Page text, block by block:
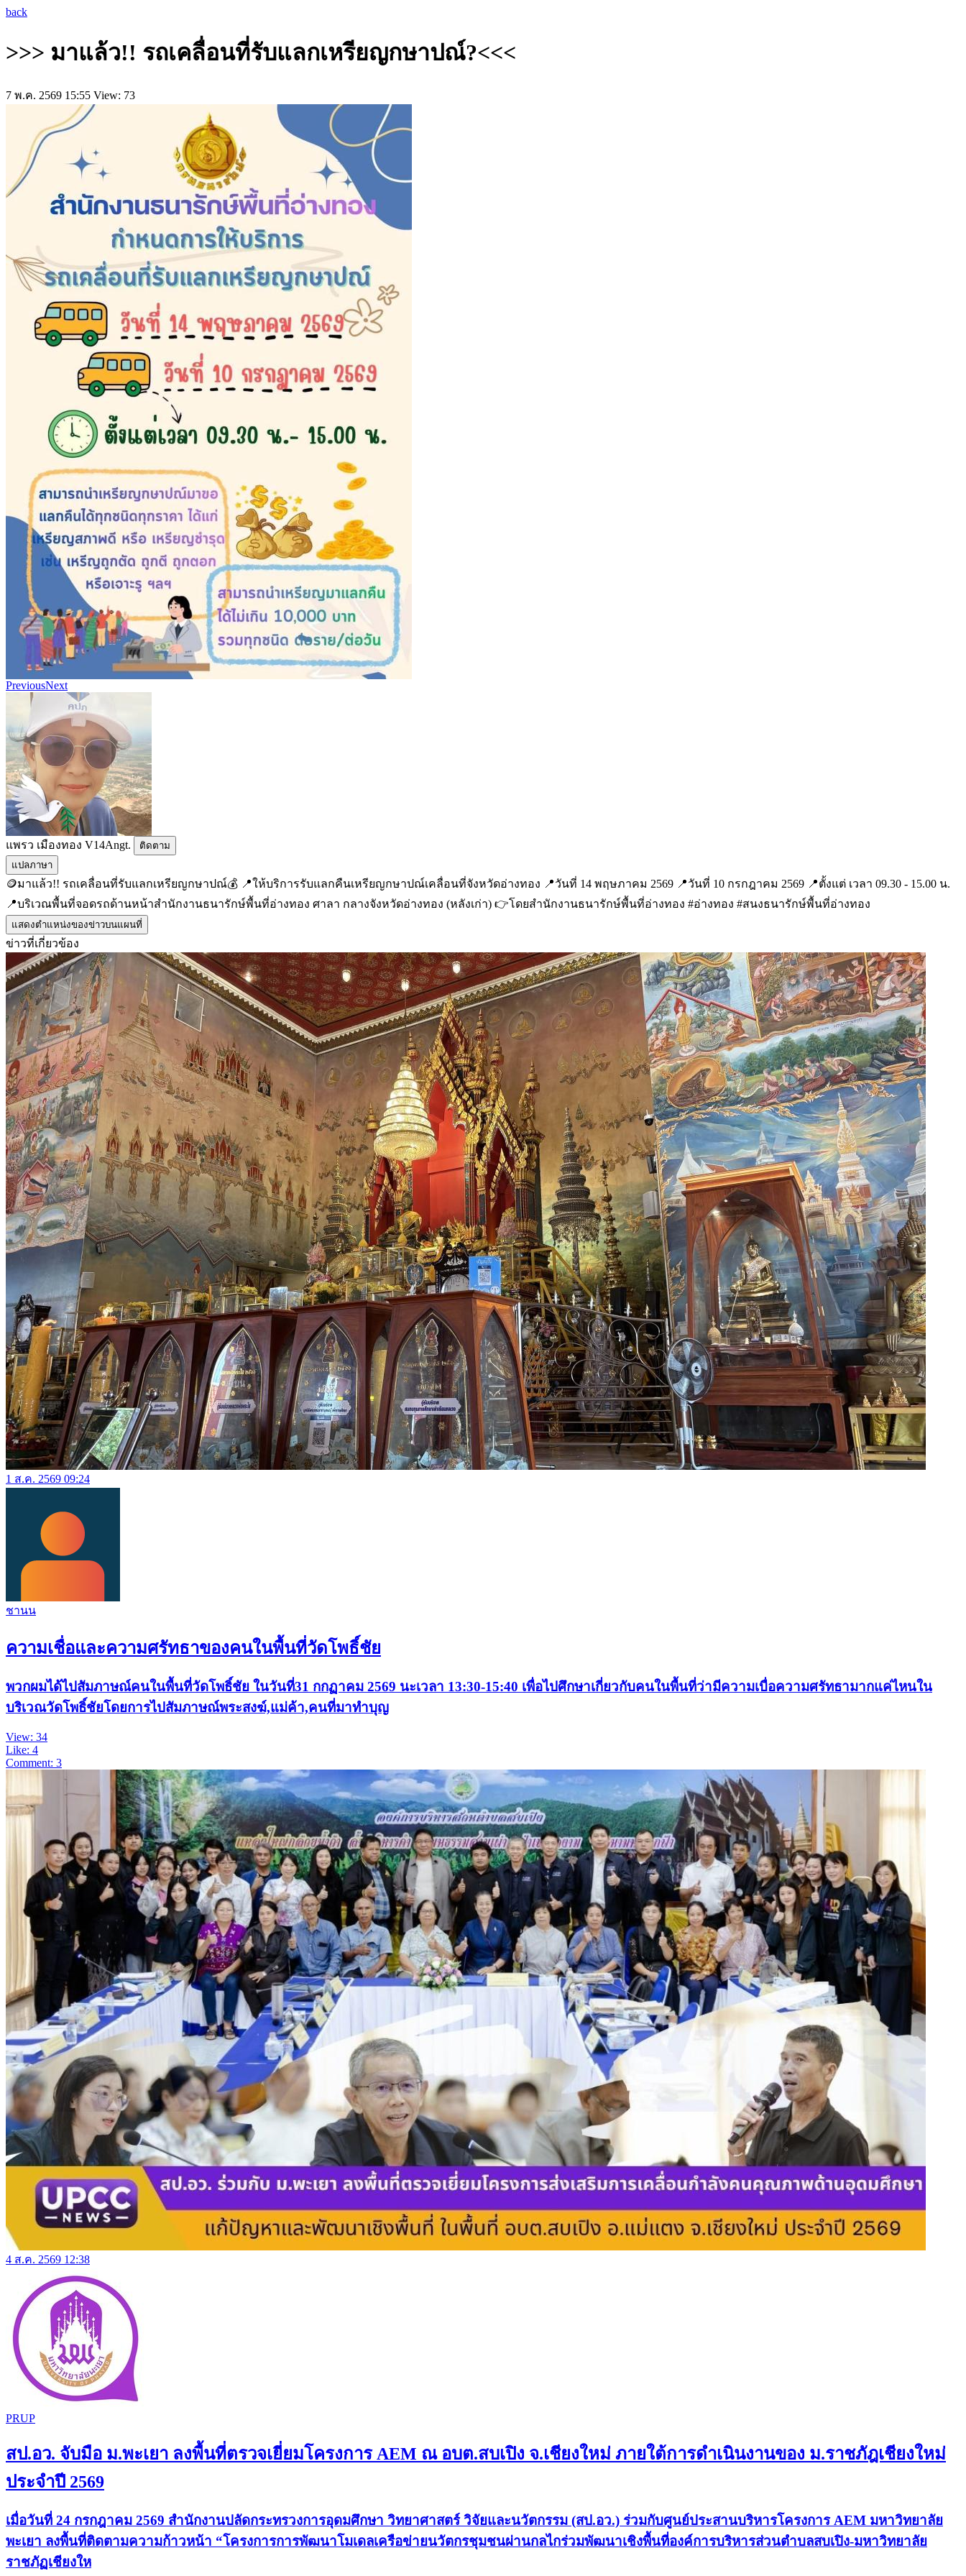
back
>>> มาแล้ว!! รถเคลื่อนที่รับแลกเหรียญกษาปณ์?<<<
7 พ.ค. 2569 15:55 View: 73
PreviousNext
แพรว เมืองทอง V14Angt.
ติดตาม
แปลภาษา
🪙มาแล้ว!! รถเคลื่อนที่รับแลกเหรียญกษาปณ์💰 📍ให้บริการรับแลกคืนเหรียญกษาปณ์เคลื่อนที่จังหวัดอ่างทอง 📍วันที่ 14 พฤษภาคม 2569 📍วันที่ 10 กรกฎาคม 2569 📍ตั้งแต่ เวลา 09.30 - 15.00 น.
📍บริเวณพื้นที่จอดรถด้านหน้าสำนักงานธนารักษ์พื้นที่อ่างทอง ศาลา กลางจังหวัดอ่างทอง (หลังเก่า) 👉โดยสำนักงานธนารักษ์พื้นที่อ่างทอง #อ่างทอง #สนงธนารักษ์พื้นที่อ่างทอง
แสดงตำแหน่งของข่าวบนแผนที่
ข่าวที่เกี่ยวข้อง
1 ส.ค. 2569 09:24
ชานน
ความเชื่อและความศรัทธาของคนในพื้นที่วัดโพธิ์ชัย
พวกผมได้ไปสัมภาษณ์คนในพื้นที่วัดโพธิ์ชัย ในวันที่31 กกฏาคม 2569 นะเวลา 13:30-15:40 เพื่อไปศึกษาเกี่ยวกับคนในพื้นที่ว่ามีความเบื่อความศรัทธามากแค่ไหนใน
บริเวณวัดโพธิ์ชัยโดยการไปสัมภาษณ์พระสงฆ์,แม่ค้า,คนที่มาทำบุญ
View: 34
Like: 4
Comment: 3
4 ส.ค. 2569 12:38
PRUP
สป.อว. จับมือ ม.พะเยา ลงพื้นที่ตรวจเยี่ยมโครงการ AEM ณ อบต.สบเปิง จ.เชียงใหม่ ภายใต้การดำเนินงานของ ม.ราชภัฎเชียงใหม่
ประจำปี 2569
เมื่อวันที่ 24 กรกฎาคม 2569 สำนักงานปลัดกระทรวงการอุดมศึกษา วิทยาศาสตร์ วิจัยและนวัตกรรม (สป.อว.) ร่วมกับศูนย์ประสานบริหารโครงการ AEM มหาวิทยาลัย
พะเยา ลงพื้นที่ติดตามความก้าวหน้า “โครงการการพัฒนาโมเดลเครือข่ายนวัตกรชุมชนผ่านกลไกร่วมพัฒนาเชิงพื้นที่องค์การบริหารส่วนตำบลสบเปิง-มหาวิทยาลัย
ราชภัฏเชียงให